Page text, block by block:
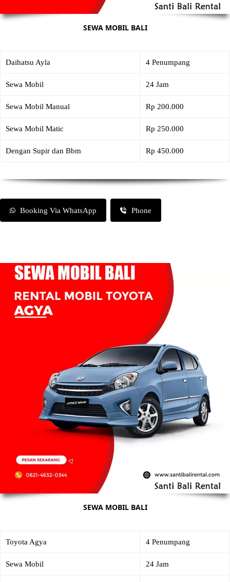
SEWA MOBIL BALI
Daihatsu Ayla 4 Penumpang
Sewa Mobil 24 Jam
Sewa Mobil Manual Rp 200.000
Sewa Mobil Matic Rp 250.000
Dengan Supir dan Bbm Rp 450.000
Booking Via WhatsApp Phone
SEWA MOBIL BALI
Toyota Agya 4 Penumpang
Sewa Mobil 24 Jam